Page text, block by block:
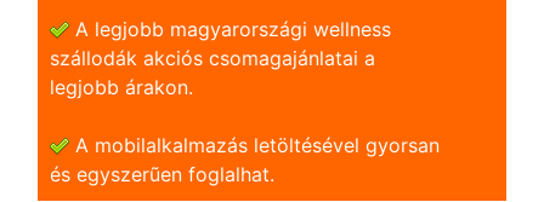
A legjobb magyarországi wellness
szállodák akciós csomagajánlatai a
legjobb árakon.
A mobilalkalmazás letöltésével gyorsan
és egyszerũen foglalhat.